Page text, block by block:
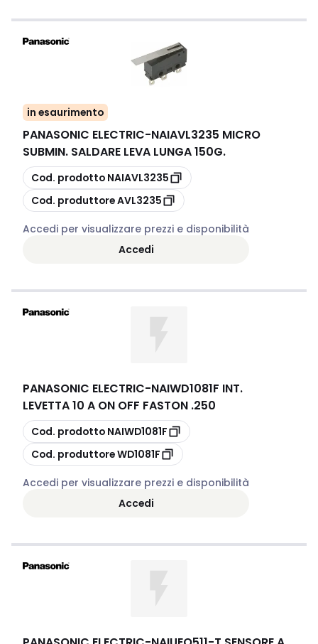
in esaurimento
PANASONIC ELECTRIC-NAIAVL3235 MICRO
SUBMIN. SALDARE LEVA LUNGA 150G.
copia
Cod. prodotto NAIAVL3235
copia
Cod. produttoreAVL3235
Accedi per visualizzare prezzi e disponibilità
Accedi
PANASONIC ELECTRIC-NAIWD1081F INT.
LEVETTA 10 A ON OFF FASTON .250
copia
Cod. prodotto NAIWD1081F
copia
Cod. produttoreWD1081F
Accedi per visualizzare prezzi e disponibilità
Accedi